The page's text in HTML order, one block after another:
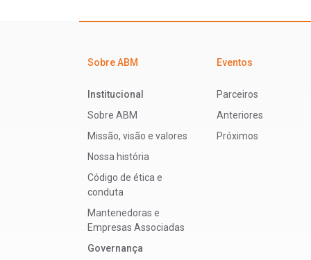
Sobre ABM
Institucional
Sobre ABM
Missão, visão e valores
Nossa história
Código de ética e
conduta
Mantenedoras e
Empresas Associadas
Governança
Eventos
Parceiros
Anteriores
Próximos